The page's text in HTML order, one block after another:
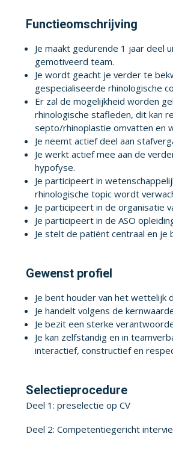
Functieomschrijving
Je maakt gedurende 1 jaar deel
gemotiveerd team.
Je wordt geacht je verder te
gespecialiseerde rhinologische
Er zal de mogelijkheid worden
rhinologische stafleden, dit kan
septo/rhinoplastie omvatten en
Je neemt actief deel aan
Je werkt actief mee aan de
hypofyse.
Je participeert in
rhinologische topic wordt
Je participeert in de organisatie
Je participeert in de ASO
Je stelt de patiënt centraal en
Gewenst profiel
Je bent houder van het wettelijk
Je handelt volgens de
Je bezit een sterke
Je kan zelfstandig en in
interactief, constructief en
Selectieprocedure
Deel 1: preselectie op CV
Deel 2: Competentiegericht